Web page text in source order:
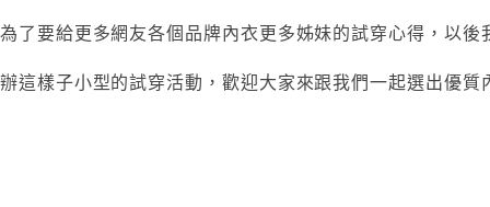
為了要給更多網友各個品牌內衣更多姊妹的試穿心得，以後
辦這樣子小型的試穿活動，歡迎大家來跟我們一起選出優質